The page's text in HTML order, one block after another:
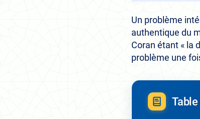
Un problème
authentique du
Coran étant « la
problème une